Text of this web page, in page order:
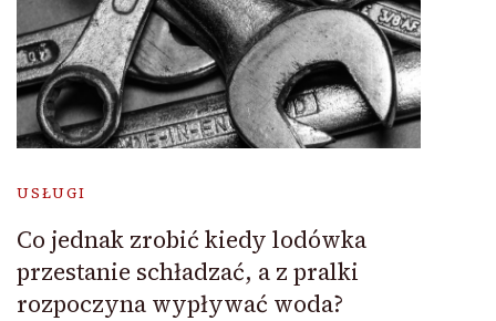
USŁUGI
Co jednak zrobić kiedy lodówka
przestanie schładzać, a z pralki
rozpoczyna wypływać woda?